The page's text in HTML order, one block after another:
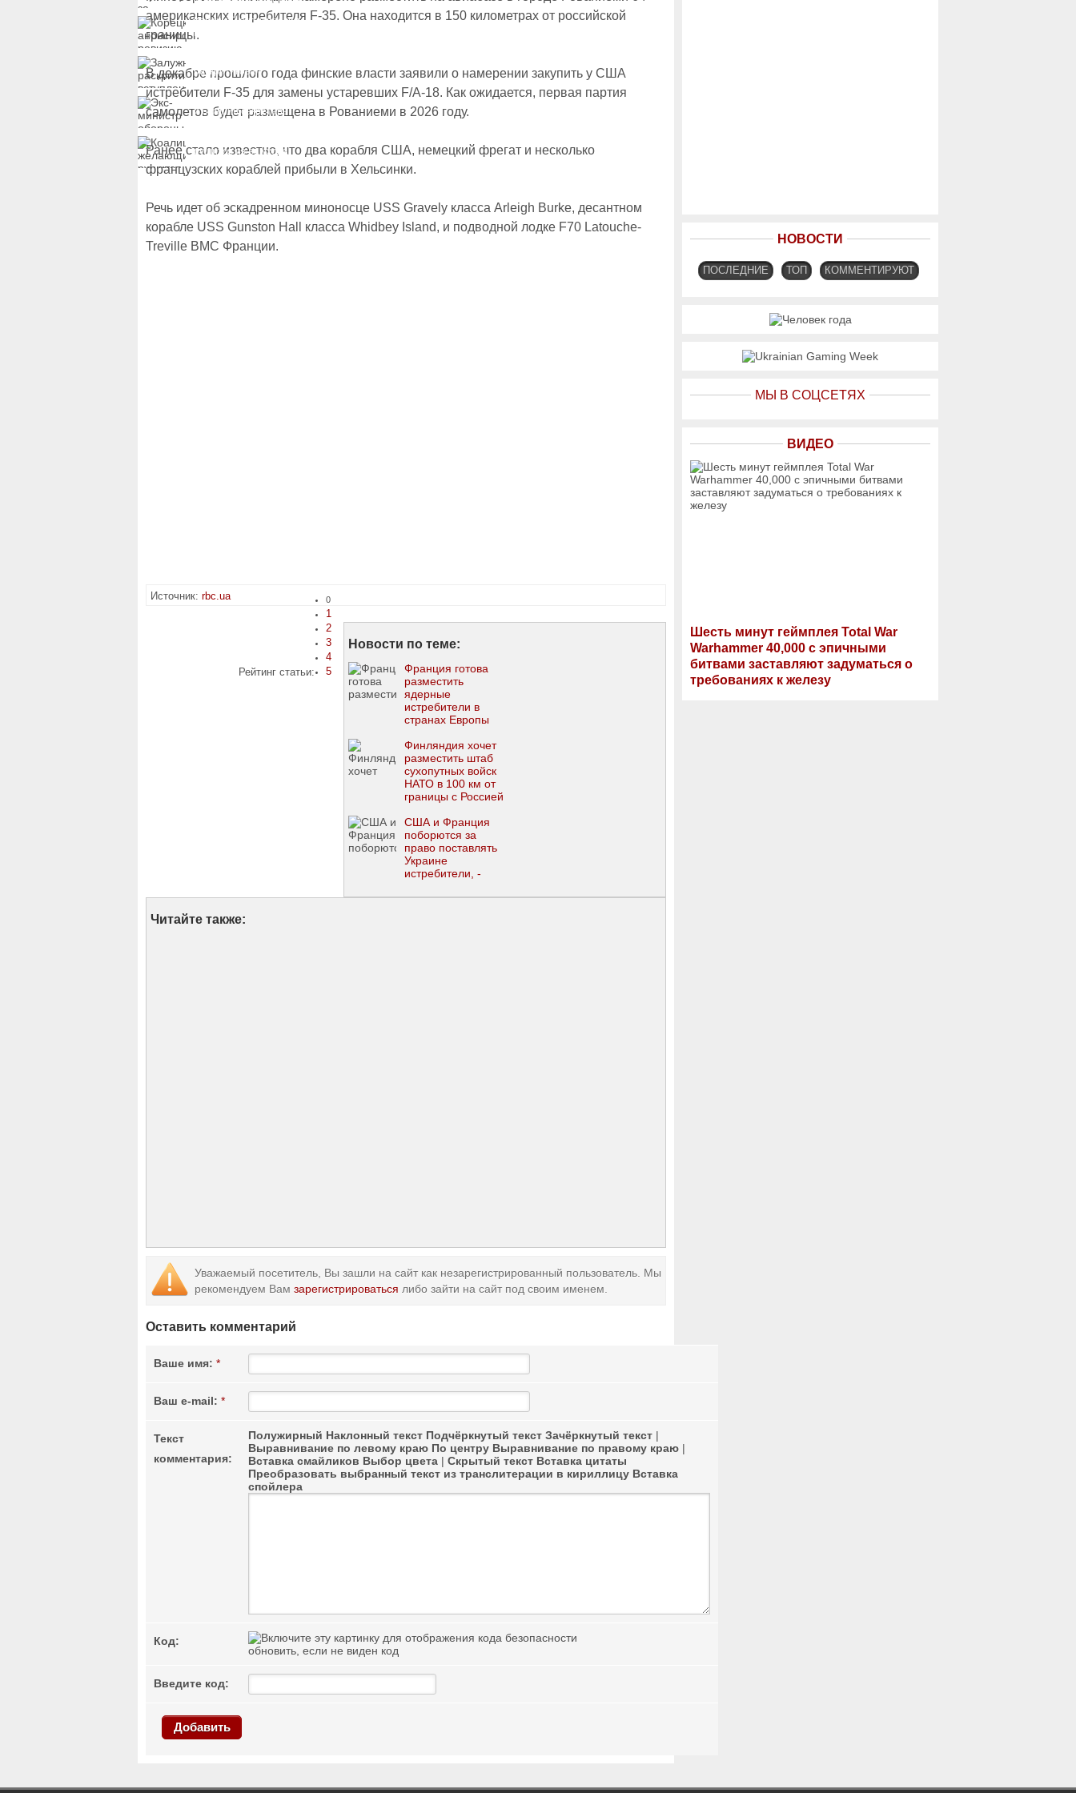
Корецкий анонсировал
ревизию госбюджета
раскритиковал
вступление Украины в
НАТО и предлагает
другие варианты
Экс-министр обороны
и бывший секретарь
СНБО Умеров получил
рушится из-за ухода
сторонников Украины
американских истребителя F-35. Она находится в 150 километрах от российской
границы.
В декабре прошлого года финские власти заявили о намерении закупить у США
истребители F-35 для замены устаревших F/A-18. Как ожидается, первая партия
самолетов будет размещена в Рованиеми в 2026 году.
Ранее стало известно, что два корабля США, немецкий фрегат и несколько
французских кораблей прибыли в Хельсинки.
Речь идет об эскадренном миноносце USS Gravely класса Arleigh Burke, десантном
корабле USS Gunston Hall класса Whidbey Island, и подводной лодке F70 Latouche-
Treville ВМС Франции.
Источник: rbc.ua
Рейтинг статьи:
0
1
2
3
4
5
Новости по теме:
Франция готова
разместить
ядерные
истребители в
странах Европы
Финляндия хочет
разместить штаб
сухопутных войск
НАТО в 100 км от
границы с Россией
США и Франция
поборются за
право поставлять
Украине
истребители, -
Читайте также:
Уважаемый посетитель, Вы зашли на сайт как незарегистрированный пользователь. Мы
рекомендуем Вам зарегистрироваться либо зайти на сайт под своим именем.
Оставить комментарий
Ваше имя: *
Ваш e-mail: *
Текст
комментария:
Полужирный Наклонный текст Подчёркнутый текст Зачёркнутый текст |
Выравнивание по левому краю По центру Выравнивание по правому краю |
Вставка смайликов Выбор цвета | Скрытый текст Вставка цитаты
Преобразовать выбранный текст из транслитерации в кириллицу Вставка
спойлера
Код:
обновить, если не виден код
Введите код:
Добавить
НОВОСТИ
ПОСЛЕДНИЕ ТОП КОММЕНТИРУЮТ
МЫ В СОЦСЕТЯХ
ВИДЕО
Шесть минут геймплея Total War
Warhammer 40,000 с эпичными
битвами заставляют задуматься о
требованиях к железу